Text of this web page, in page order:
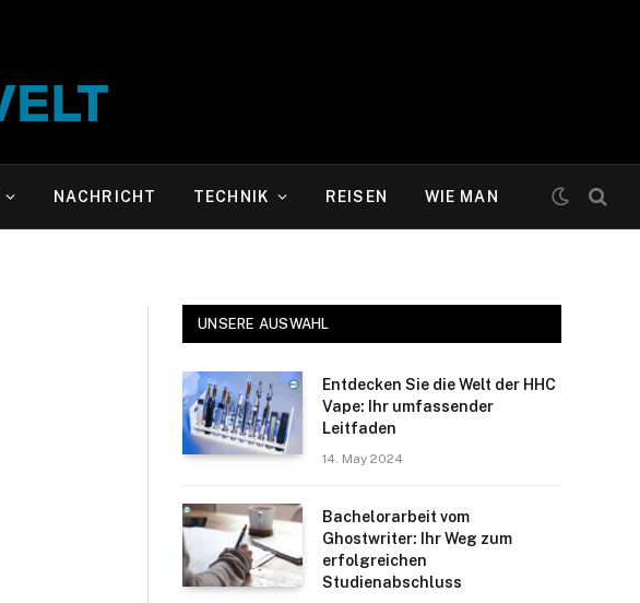
NACHRICHT TECHNIK REISEN WIE MAN
UNSERE AUSWAHL
Entdecken Sie die Welt der HHC
Vape: Ihr umfassender
Leitfaden
14. May 2024
Bachelorarbeit vom
Ghostwriter: Ihr Weg zum
erfolgreichen
Studienabschluss